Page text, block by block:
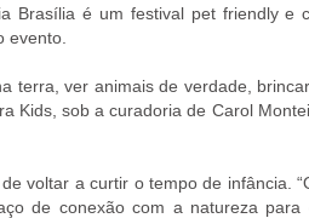
Brasília é um festival pet friendly e
evento.
terra, ver animais de verdade,
Kids, sob a curadoria de Carol
voltar a curtir o tempo de infância.
de conexão com a natureza para